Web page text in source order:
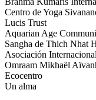
Centro de Yoga
Lucis Trust
Aquarian Age
Sangha de Thich Nhat
Asociación
Omraam Mikhaël
Ecocentro
Un alma